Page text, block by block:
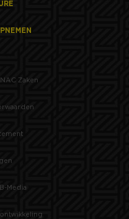
Zaken
Media